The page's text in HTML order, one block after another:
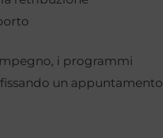
i programmi
un appuntamento